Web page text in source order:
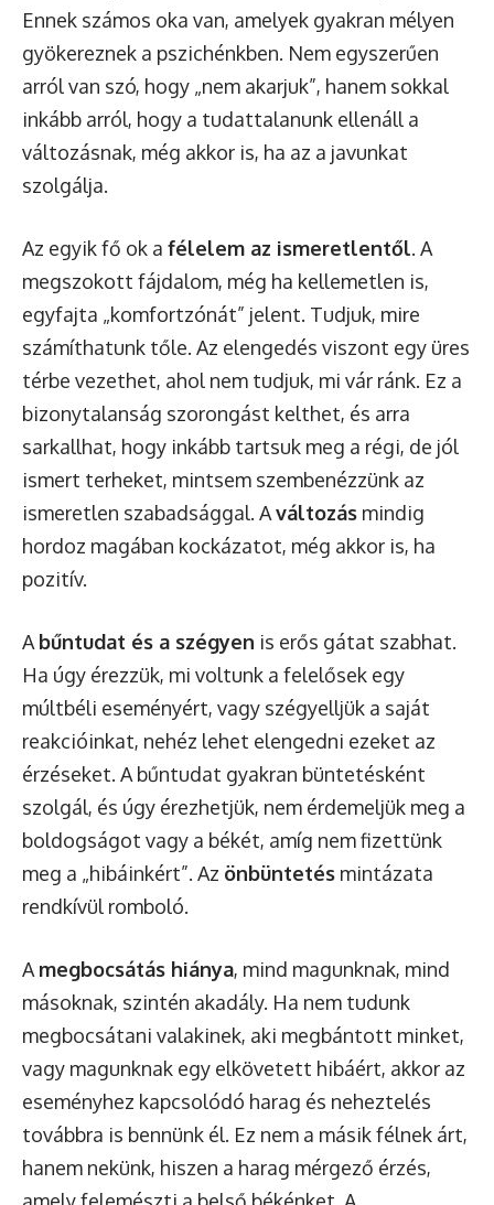
Ennek számos oka van, amelyek gyakran mélyen
gyökereznek a pszichénkben. Nem egyszerűen
arról van szó, hogy „nem akarjuk”, hanem sokkal
inkább arról, hogy a tudattalanunk ellenáll a
változásnak, még akkor is, ha az a javunkat
szolgálja.
Az egyik fő ok a félelem az ismeretlentől. A
megszokott fájdalom, még ha kellemetlen is,
egyfajta „komfortzónát” jelent. Tudjuk, mire
számíthatunk tőle. Az elengedés viszont egy üres
térbe vezethet, ahol nem tudjuk, mi vár ránk. Ez a
bizonytalanság szorongást kelthet, és arra
sarkallhat, hogy inkább tartsuk meg a régi, de jól
ismert terheket, mintsem szembenézzünk az
ismeretlen szabadsággal. Aváltozás mindig
hordoz magában kockázatot, még akkor is, ha
pozitív.
A bűntudat és a szégyen is erős gátat szabhat.
Ha úgy érezzük, mi voltunk a felelősek egy
múltbéli eseményért, vagy szégyelljük a saját
reakcióinkat, nehéz lehet elengedni ezeket az
érzéseket. A bűntudat gyakran büntetésként
szolgál, és úgy érezhetjük, nem érdemeljük meg a
boldogságot vagy a békét, amíg nem fizettünk
meg a „hibáinkért”. Az önbüntetés mintázata
rendkívül romboló.
A megbocsátás hiánya, mind magunknak, mind
másoknak, szintén akadály. Ha nem tudunk
megbocsátani valakinek, aki megbántott minket,
vagy magunknak egy elkövetett hibáért, akkor az
eseményhez kapcsolódó harag és neheztelés
továbbra is bennünk él. Ez nem a másik félnek árt,
hanem nekünk, hiszen a harag mérgező érzés,